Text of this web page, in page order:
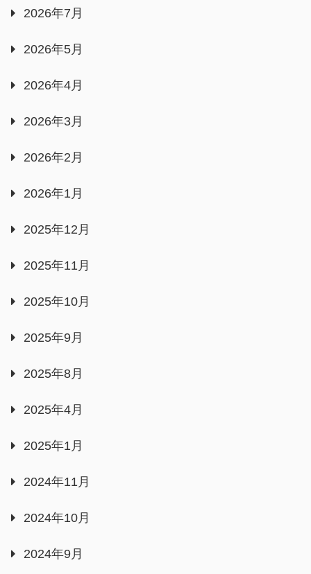
2026年7月
2026年5月
2026年4月
2026年3月
2026年2月
2026年1月
2025年12月
2025年11月
2025年10月
2025年9月
2025年8月
2025年4月
2025年1月
2024年11月
2024年10月
2024年9月